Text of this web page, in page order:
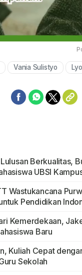
Vania Sulistyo
Berkualitas,
UBSI
Wastukancana
Pendidikan
Kemerdekaan,
Baru
Kuliah Cepat
Sekolah